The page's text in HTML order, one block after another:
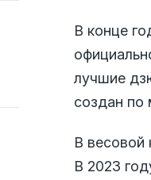
В конце
лучшие
создан по
В весовой
В 2023